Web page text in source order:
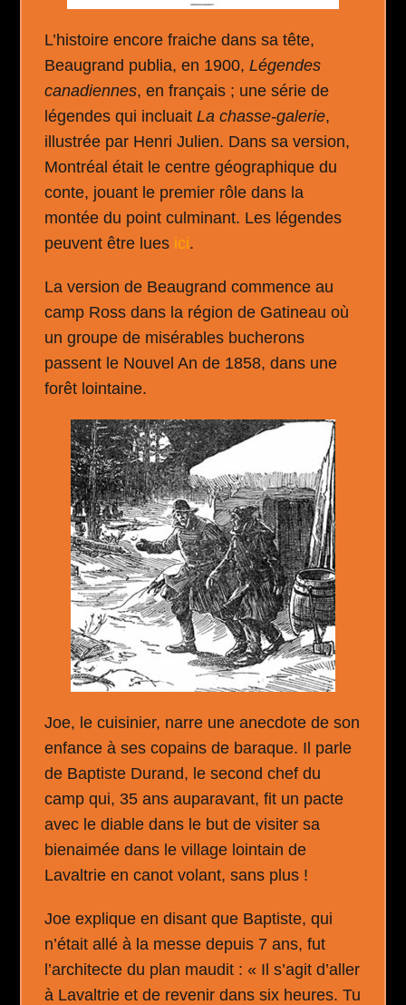
L’histoire encore fraiche dans sa tête,
Beaugrand publia, en 1900,Légendes
canadiennes, en français ; une série de
légendes qui incluaitLa chasse-galerie,
illustrée par Henri Julien. Dans sa version,
Montréal était le centre géographique du
conte, jouant le premier rôle dans la
montée du point culminant. Les légendes
peuvent être lues ici.
La version de Beaugrand commence au
camp Ross dans la région de Gatineau où
un groupe de misérables bucherons
passent le Nouvel An de 1858, dans une
forêt lointaine.
Joe, le cuisinier, narre une anecdote de son
enfance à ses copains de baraque. Il parle
de Baptiste Durand, le second chef du
camp qui, 35 ans auparavant, fit un pacte
avec le diable dans le but de visiter sa
bienaimée dans le village lointain de
Lavaltrie en canot volant, sans plus !
Joe explique en disant que Baptiste, qui
n’était allé à la messe depuis 7 ans, fut
l’architecte du plan maudit : « Il s’agit d’aller
à Lavaltrie et de revenir dans six heures. Tu